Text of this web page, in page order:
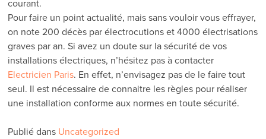
courant.
Pour faire un point actualité, mais sans vouloir vous effrayer,
on note 200 décès par électrocutions et 4000 électrisations
graves par an. Si avez un doute sur la sécurité de vos
installations électriques, n’hésitez pas à contacter
Electricien Paris. En effet, n’envisagez pas de le faire tout
seul. Il est nécessaire de connaitre les règles pour réaliser
une installation conforme aux normes en toute sécurité.
Publié dans Uncategorized